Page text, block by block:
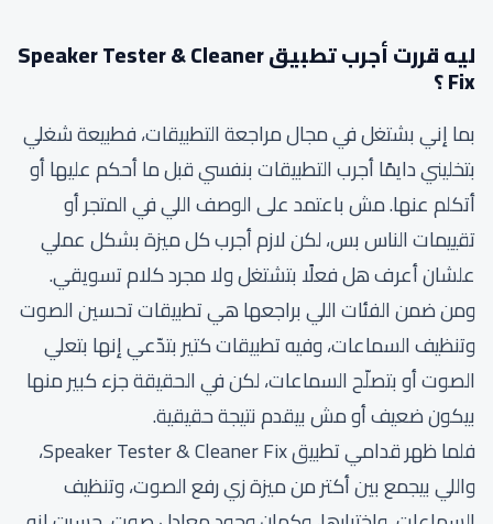
ليه قررت أجرب تطبيقSpeaker Tester & Cleaner
Fix؟
بما إني بشتغل في مجال مراجعة التطبيقات، فطبيعة شغلي
بتخليني دايمًا أجرب التطبيقات بنفسي قبل ما أحكم عليها أو
أتكلم عنها. مش باعتمد على الوصف اللي في المتجر أو
تقييمات الناس بس، لكن لازم أجرب كل ميزة بشكل عملي
علشان أعرف هل فعلًا بتشتغل ولا مجرد كلام تسويقي.
ومن ضمن الفئات اللي براجعها هي تطبيقات تحسين الصوت
وتنظيف السماعات، وفيه تطبيقات كتير بتدّعي إنها بتعلي
الصوت أو بتصلّح السماعات، لكن في الحقيقة جزء كبير منها
بيكون ضعيف أو مش بيقدم نتيجة حقيقية.
فلما ظهر قدامي تطبيق Speaker Tester & Cleaner Fix،
واللي بيجمع بين أكتر من ميزة زي رفع الصوت، وتنظيف